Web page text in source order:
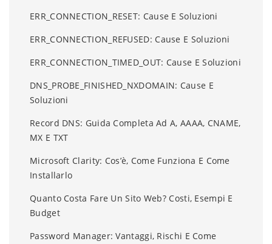
ERR_CONNECTION_RESET: Cause E Soluzioni
ERR_CONNECTION_REFUSED: Cause E Soluzioni
ERR_CONNECTION_TIMED_OUT: Cause E Soluzioni
DNS_PROBE_FINISHED_NXDOMAIN: Cause E
Soluzioni
Record DNS: Guida Completa Ad A, AAAA, CNAME,
MX E TXT
Microsoft Clarity: Cos’è, Come Funziona E Come
Installarlo
Quanto Costa Fare Un Sito Web? Costi, Esempi E
Budget
Password Manager: Vantaggi, Rischi E Come